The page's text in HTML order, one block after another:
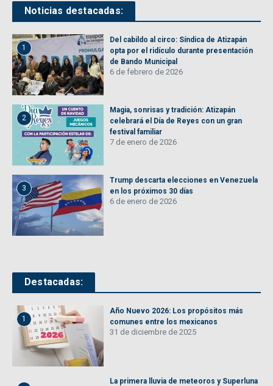
Noticias destacadas:
1
Del cabildo al circo: Síndica de Atizapán
opta por el ridículo durante presentación
de Bando Municipal
6 de febrero de 2026
2
Magia, sonrisas y tradición: Atizapán
celebrará el Día de Reyes con un gran
festival familiar
7 de enero de 2026
3
Trump descarta elecciones en Venezuela
en los próximos 30 días
6 de enero de 2026
Destacadas:
1
Año Nuevo 2026: Los propósitos más
comunes entre los mexicanos
31 de diciembre de 2025
La primera lluvia de meteoros y Superluna